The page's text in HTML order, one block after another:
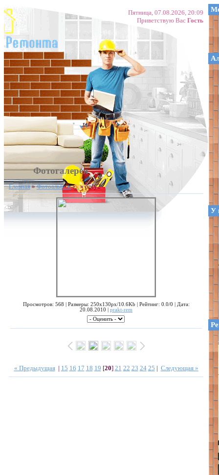
Пятница, 07.08.2026, 20:09
Приветствую Вас Гость
Фотогалерея
Главная»Фотоальбом».» poly2
Просмотров: 568 | Размеры: 250x130px/10.6Kb | Рейтинг: 0.0/0 | Дата:
20.08.2010 | prakt-rem
« Предыдущая| 15 16 17 18 19 [20] 21 22 23 24 25 | Следующая »
У